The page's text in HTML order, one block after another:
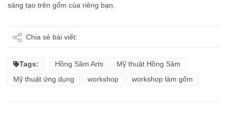
sáng tạo trên gốm của riêng bạn.
Chia sẻ bài viết:
Tags: Hồng Sâm Arts
Mỹ thuật Hồng Sâm
Mỹ thuật ứng dụng
workshop workshop làm gốm